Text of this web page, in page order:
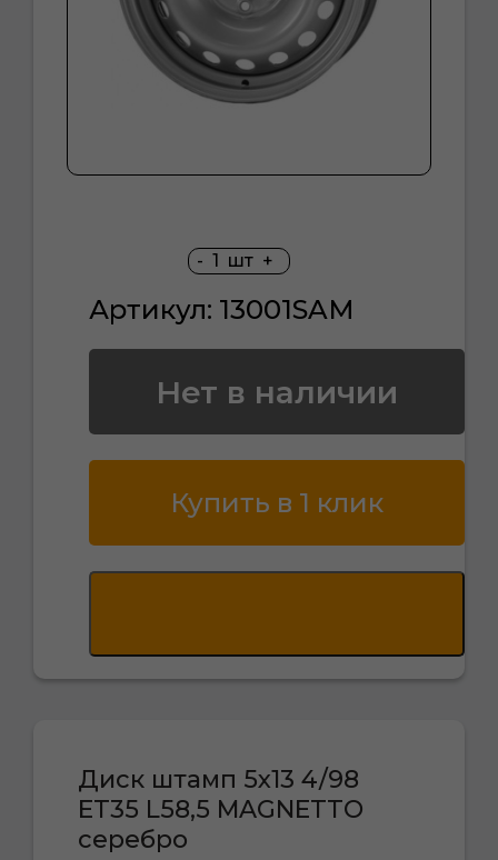
- 1 шт +
Артикул: 13001SAM
Нет в наличии
Купить в 1 клик
Диск штамп 5х13 4/98
ET35 L58,5 MAGNETTO
серебро